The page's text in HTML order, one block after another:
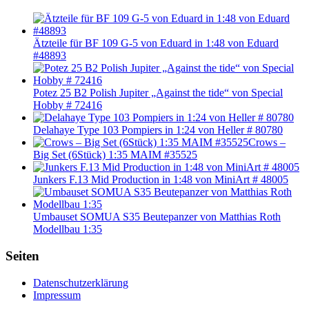
Ätzteile für BF 109 G-5 von Eduard in 1:48 von Eduard
#48893
Potez 25 B2 Polish Jupiter „Against the tide“ von Special
Hobby # 72416
Delahaye Type 103 Pompiers in 1:24 von Heller # 80780
Crows –
Big Set (6Stück) 1:35 MAIM #35525
Junkers F.13 Mid Production in 1:48 von MiniArt # 48005
Umbauset SOMUA S35 Beutepanzer von Matthias Roth
Modellbau 1:35
Seiten
Datenschutzerklärung
Impressum